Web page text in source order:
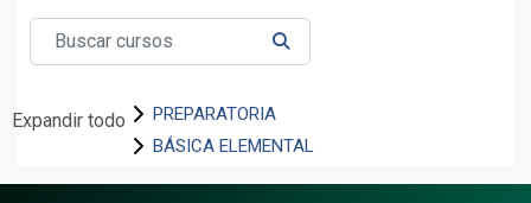
Buscar cursos
BUSCAR CURSOS
Expandir todo
PREPARATORIA
BÁSICA ELEMENTAL